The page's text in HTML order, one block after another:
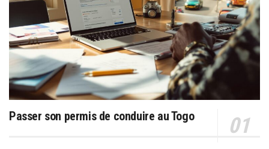
Passer son permis de conduire au Togo